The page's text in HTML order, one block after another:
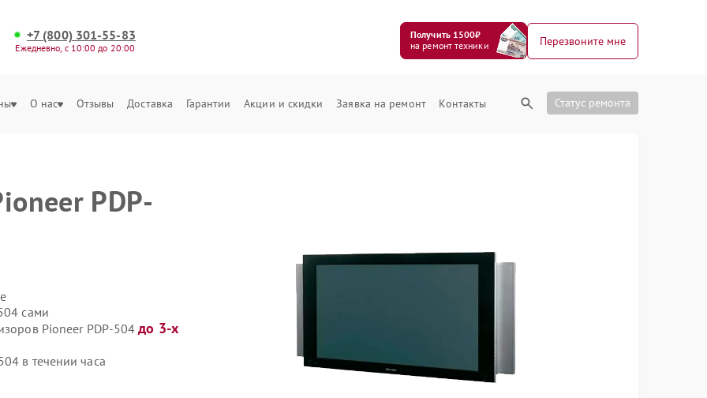
+7 (800) 301-55-83
Ежедневно, с 10:00 до 20:00
Получить 1500₽
на ремонт техники
Перезвоните мне
О нас Отзывы Доставка Гарантии Акции и скидки Заявка на ремонт Контакты Статус ремонта
PDP-
сами
Pioneer PDP-504до 3-х
в течении часа